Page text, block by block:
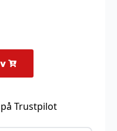
Trustpilot